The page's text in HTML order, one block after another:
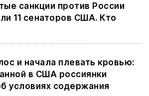
санкции против России
11 сенаторов США. Кто
и начала плевать кровью:
в США россиянки
условиях содержания